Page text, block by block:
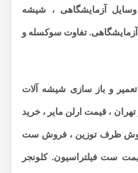
آزمایشگاهی ، شیشه
آزمایشگاهی. تفاوت سوکسله و
و باز سازی شیشه آلات
، قیمت ارلن مایر ، خرید
فروش ظرف توزین ، فروش ست
ست فیلتراسیون. کلونجر